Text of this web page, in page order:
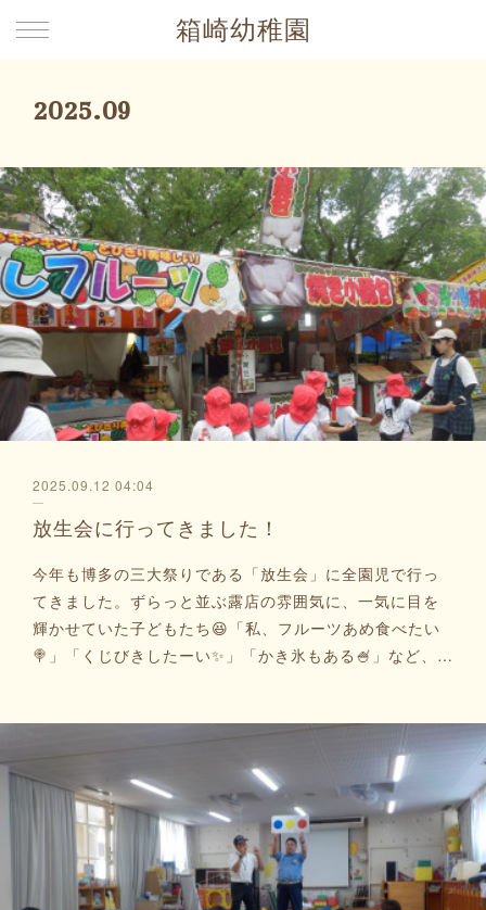
箱崎幼稚園
2025.09
2025.09.12 04:04
放生会に行ってきました！
今年も博多の三大祭りである「放生会」に全園児で行っ
てきました。ずらっと並ぶ露店の雰囲気に、一気に目を
輝かせていた子どもたち😆「私、フルーツあめ食べたい
🍭」「くじびきしたーい✨」「かき氷もある🍧」など、…